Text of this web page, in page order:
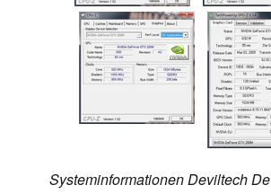
Systeminformationen Deviltech